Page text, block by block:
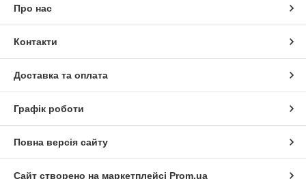
Про нас
Контакти
Доставка та оплата
Графік роботи
Повна версія сайту
Сайт створено на маркетплейсі Prom.ua